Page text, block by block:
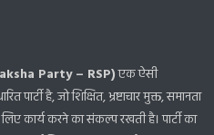
Party – RSP)एक ऐसी
पार्टी है, जो शिक्षित, भ्रष्टाचार मुक्त, समानता
कार्य करने का संकल्प रखती है। पार्टी का